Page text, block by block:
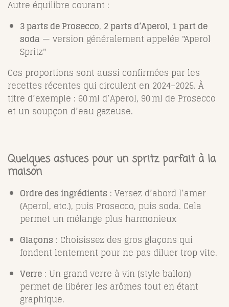
Autre équilibre courant :
3 parts de Prosecco, 2 parts d’Aperol, 1 part de
soda — version généralement appelée "Aperol
Spritz"
Ces proportions sont aussi confirmées par les
recettes récentes qui circulent en 2024–2025. À
titre d’exemple : 60 ml d’Aperol, 90 ml de Prosecco
et un soupçon d’eau gazeuse.
Quelques astuces pour un spritz parfait à la
maison
Ordre des ingrédients : Versez d’abord l’amer
(Aperol, etc.), puis Prosecco, puis soda. Cela
permet un mélange plus harmonieux
Glaçons : Choisissez des gros glaçons qui
fondent lentement pour ne pas diluer trop vite.
Verre : Un grand verre à vin (style ballon)
permet de libérer les arômes tout en étant
graphique.